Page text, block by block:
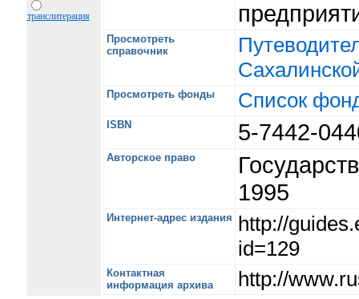
Просмотреть
справочник
Просмотреть фонды Список
ISBN 5-7442-
Авторское право
1995
Интернет-адрес издания http://
id=129
Контактная
информация архива
http://
транслитерация